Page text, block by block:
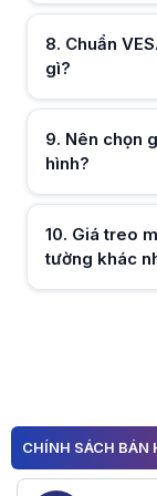
Hữu ích (0)
8. Chuẩn
gì?
9. Nên chọn
hình?
Hữu ích (0)
10. Giá treo
tường khác
2
CHÍNH SÁCH BÁN